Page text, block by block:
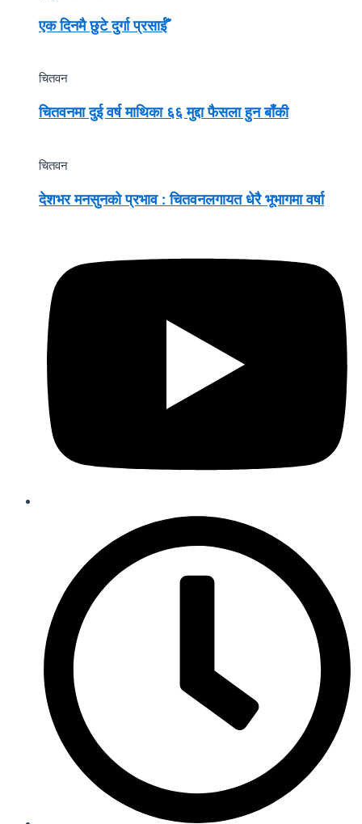
एक दिनमै छुटे दुर्गा प्रसाईँ
चितवन
चितवनमा दुई वर्ष माथिका ६६ मुद्दा फैसला हुन बाँकी
चितवन
देशभर मनसुनको प्रभाव : चितवनलगायत धेरै भूभागमा वर्षा